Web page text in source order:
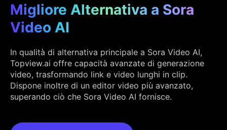
Migliore Alternativa a Sora
Video AI
In qualità di alternativa principale a Sora Video AI,
Topview.ai offre capacità avanzate di generazione
video, trasformando link e video lunghi in clip.
Dispone inoltre di un editor video più avanzato,
superando ciò che Sora Video AI fornisce.